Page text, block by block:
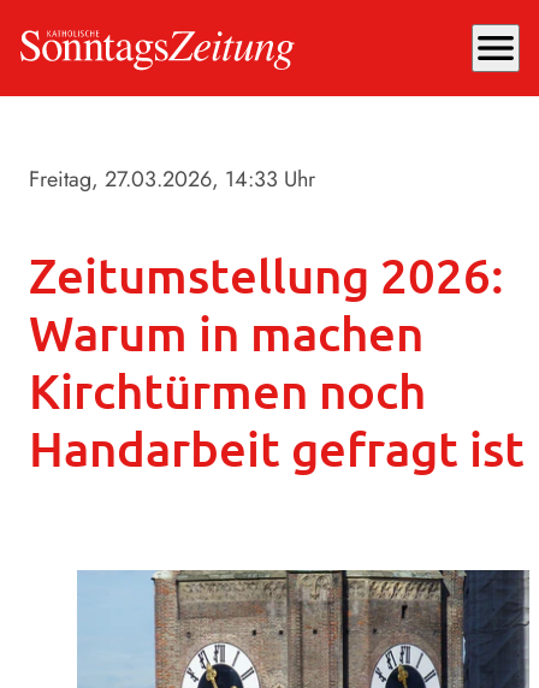
menu
Freitag, 27.03.2026, 14:33 Uhr
Zeitumstellung 2026:
Warum in machen
Kirchtürmen noch
Handarbeit gefragt ist